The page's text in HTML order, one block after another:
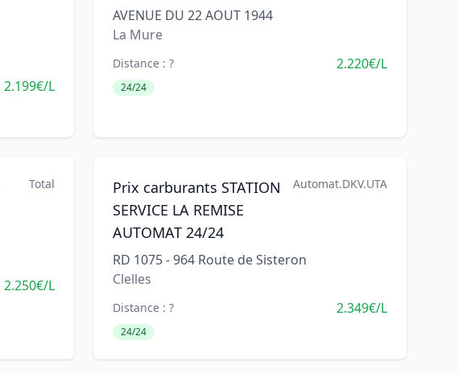
2.199€/L
AVENUE DU 22 AOUT 1944
La Mure
Distance : ? 2.220€/L
24/24
Total
2.250€/L
Prix carburants STATION
SERVICE LA REMISE
AUTOMAT 24/24
Automat.DKV.UTA
RD 1075 - 964 Route de Sisteron
Clelles
Distance : ? 2.349€/L
24/24